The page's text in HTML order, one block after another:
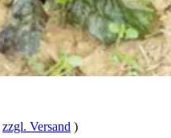
zzgl. Versand )